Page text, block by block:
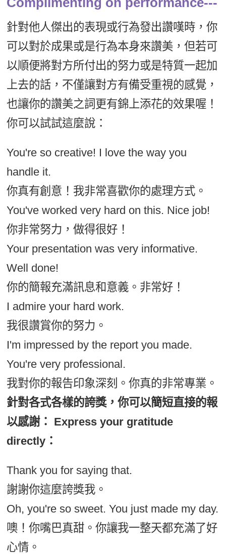
針對他人傑出的表現或行為發出讚嘆時，你
可以對於成果或是行為本身來讚美，但若可
以順便將對方所付出的努力或是特質一起加
上去的話，不僅讓對方有備受重視的感覺，
也讓你的讚美之詞更有錦上添花的效果喔！
你可以試試這麼說：
You're so creative! I love the way you
handle it.
你真有創意！我非常喜歡你的處理方式。
You've worked very hard on this. Nice job!
你非常努力，做得很好！
Your presentation was very informative.
Well done!
你的簡報充滿訊息和意義。非常好！
I admire your hard work.
我很讚賞你的努力。
I'm impressed by the report you made.
You're very professional.
我對你的報告印象深刻。你真的非常專業。
針對各式各樣的誇獎，你可以簡短直接的報
以感謝： Express your gratitude
directly：
Thank you for saying that.
謝謝你這麼誇獎我。
Oh, you're so sweet. You just made my day.
噢！你嘴巴真甜。你讓我一整天都充滿了好
心情。